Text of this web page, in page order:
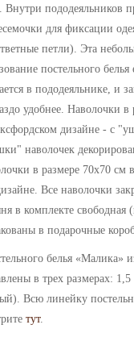
Внутри пододеяльников
для фиксации
петли). Эта
постельного
в пододеяльнике, и
удобнее. Наволочки
дизайне - с
наволочек
в размере 70х70 см
Все наволочки
в комплекте свободная
в подарочные
белья «Малика»
в трех размерах:
Всю линейку
тут.